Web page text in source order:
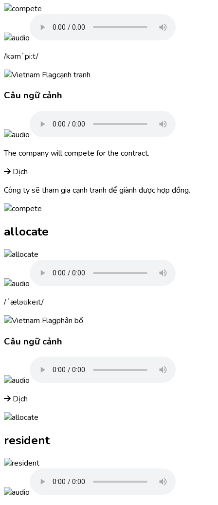
kəmˈpiːt
cạnh tranh
Câu ngữ cảnh
The company willcompete for the contract.
Dịch
Công ty sẽ tham gia cạnh tranh để giành được hợp đồng.
allocate
ˈæləʊkeɪt
phân bổ
Câu ngữ cảnh
Dịch
resident